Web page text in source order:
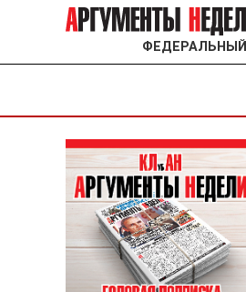
ФЕДЕРАЛЬНЫЙ